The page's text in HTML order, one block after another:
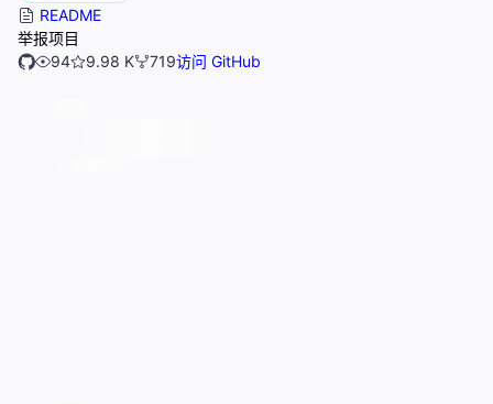
README
举报项目
94
9.98 K 719访问 GitHub